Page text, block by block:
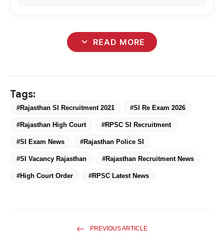
expand_more READ MORE
Tags:
#Rajasthan SI Recruitment 2021 #SI Re Exam 2026
#Rajasthan High Court #RPSC SI Recruitment
#SI Exam News #Rajasthan Police SI
#SI Vacancy Rajasthan #Rajasthan Recruitment News
#High Court Order #RPSC Latest News
PREVIOUS ARTICLE